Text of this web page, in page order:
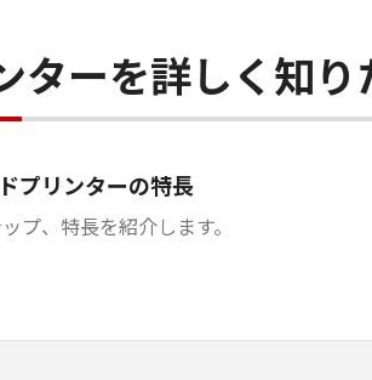
ターを詳しく知
プリンターの特長
プ、特長を紹介します。